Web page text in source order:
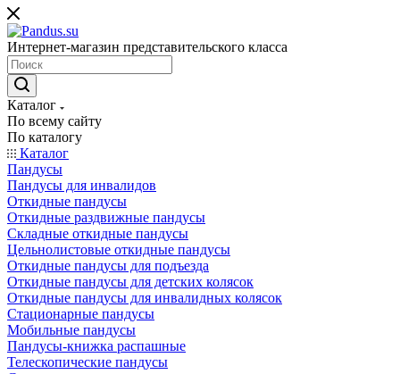
Интернет-магазин представительского класса
Каталог
По всему сайту
По каталогу
Каталог
Пандусы
Пандусы для инвалидов
Откидные пандусы
Откидные раздвижные пандусы
Складные откидные пандусы
Цельнолистовые откидные пандусы
Откидные пандусы для подъезда
Откидные пандусы для детских колясок
Откидные пандусы для инвалидных колясок
Стационарные пандусы
Мобильные пандусы
Пандусы-книжка распашные
Телескопические пандусы